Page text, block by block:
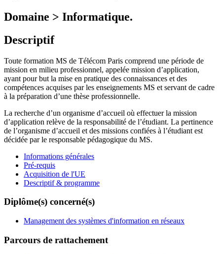
Domaine > Informatique.
Descriptif
Toute formation MS de Télécom Paris comprend une période de
mission en milieu professionnel, appelée mission d’application,
ayant pour but la mise en pratique des connaissances et des
compétences acquises par les enseignements MS et servant de cadre
à la préparation d’une thèse professionnelle.
La recherche d’un organisme d’accueil où effectuer la mission
d’application relève de la responsabilité de l’étudiant. La pertinence
de l’organisme d’accueil et des missions confiées à l’étudiant est
décidée par le responsable pédagogique du MS.
Informations générales
Pré-requis
Acquisition de l'UE
Descriptif & programme
Diplôme(s) concerné(s)
Management des systèmes d'information en réseaux
Parcours de rattachement